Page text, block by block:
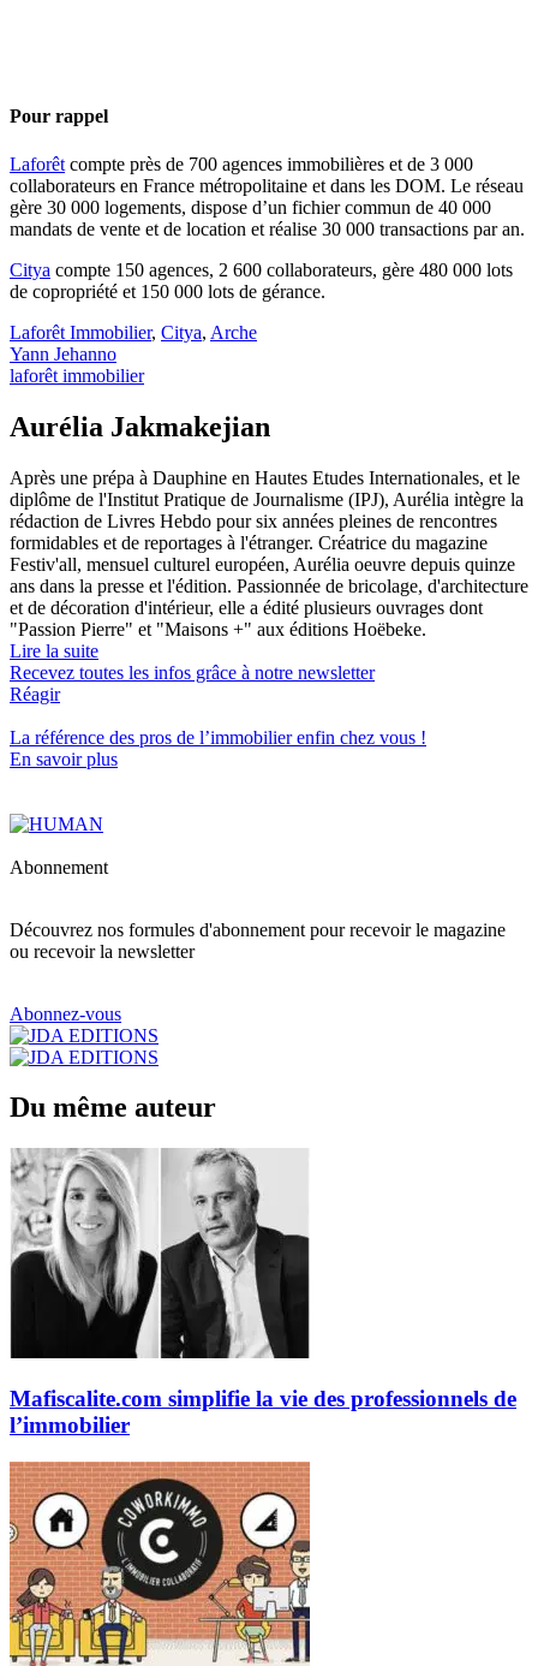
Pour rappel
Laforêt compte près de 700 agences immobilières et de 3 000
collaborateurs en France métropolitaine et dans les DOM. Le réseau
gère 30 000 logements, dispose d’un fichier commun de 40 000
mandats de vente et de location et réalise 30 000 transactions par an.
Citya compte 150 agences, 2 600 collaborateurs, gère 480 000 lots
de copropriété et 150 000 lots de gérance.
Laforêt Immobilier, Citya, Arche
Yann Jehanno
laforêt immobilier
Aurélia Jakmakejian
Après une prépa à Dauphine en Hautes Etudes Internationales, et le
diplôme de l'Institut Pratique de Journalisme (IPJ), Aurélia intègre la
rédaction de Livres Hebdo pour six années pleines de rencontres
formidables et de reportages à l'étranger. Créatrice du magazine
Festiv'all, mensuel culturel européen, Aurélia oeuvre depuis quinze
ans dans la presse et l'édition. Passionnée de bricolage, d'architecture
et de décoration d'intérieur, elle a édité plusieurs ouvrages dont
"Passion Pierre" et "Maisons +" aux éditions Hoëbeke.
Lire la suite
Recevez toutes les infos grâce à notre newsletter
Réagir
La référence des pros de l’immobilierenfin chez vous !
En savoir plus
Abonnement
Découvrez nos formules d'abonnement pour recevoir le magazine
ou recevoir la newsletter
Abonnez-vous
Du même auteur
Mafiscalite.com simplifie la vie des professionnels de
l’immobilier